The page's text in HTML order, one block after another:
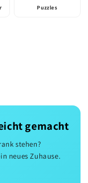
Puzzles
gemacht
stehen?
neues Zuhause.